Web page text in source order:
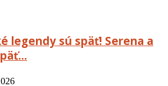
legendy sú späť! Serena a